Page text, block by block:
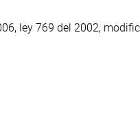
ley 769 del 2002,